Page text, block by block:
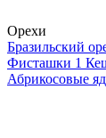
Орехи
Бразильский
Фисташки 1
Абрикосовые